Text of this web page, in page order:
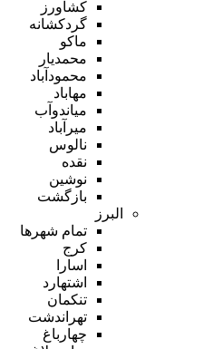
کشاورز
گردکشانه
ماکو
محمدیار
محمودآباد
مهاباد
میاندوآب
میرآباد
نالوس
نقده
نوشین
بازگشت
البرز
تمام شهر‌ها
کرج
اسارا
اشتهارد
تنکمان
تهراندشت
چهارباغ